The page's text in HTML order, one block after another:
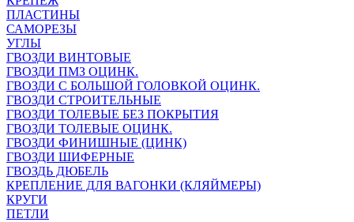
ПЛАСТИНЫ
САМОРЕЗЫ
УГЛЫ
ГВОЗДИ ВИНТОВЫЕ
ГВОЗДИ ПМЗ ОЦИНК.
ГВОЗДИ С БОЛЬШОЙ ГОЛОВКОЙ ОЦИНК.
ГВОЗДИ СТРОИТЕЛЬНЫЕ
ГВОЗДИ ТОЛЕВЫЕ БЕЗ ПОКРЫТИЯ
ГВОЗДИ ТОЛЕВЫЕ ОЦИНК.
ГВОЗДИ ФИНИШНЫЕ (ЦИНК)
ГВОЗДИ ШИФЕРНЫЕ
ГВОЗДЬ ДЮБЕЛЬ
КРЕПЛЕНИЕ ДЛЯ ВАГОНКИ (КЛЯЙМЕРЫ)
КРУГИ
ПЕТЛИ